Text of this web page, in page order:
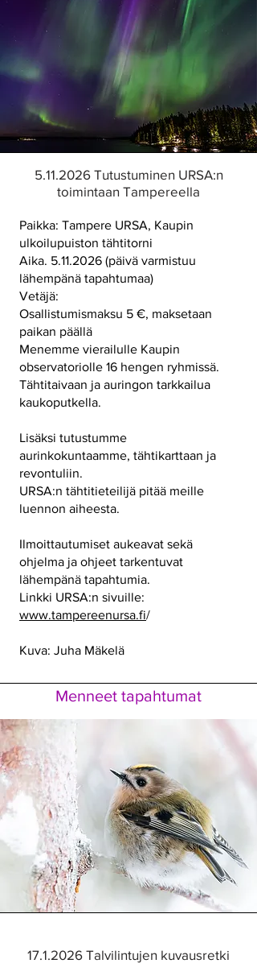
5.11.2026Tutustuminen URSA:n
toimintaan Tampereella
Paikka: Tampere URSA, Kaupin
ulkoilupuiston tähtitorni
Aika. 5.11.2026 (päivä varmistuu
lähempänä tapahtumaa)
Vetäjä:
Osallistumismaksu 5 €, maksetaan
paikan päällä
Menemme vierailulle Kaupin
observatoriolle 16 hengen ryhmissä.
Tähtitaivaan ja auringon tarkkailua
kaukoputkella.
Lisäksi tutustumme
aurinkokuntaamme, tähtikarttaan ja
revontuliin.
URSA:n tähtitieteilijä pitää meille
luennon aiheesta.
Ilmoittautumiset aukeavat sekä
ohjelma ja ohjeet tarkentuvat
lähempänä tapahtumia.
Linkki URSA:n sivuille:
www.tampereenursa.fi/
Kuva: Juha Mäkelä
Menneet tapahtumat
17.1.2026 Talvilintujen kuvausretki